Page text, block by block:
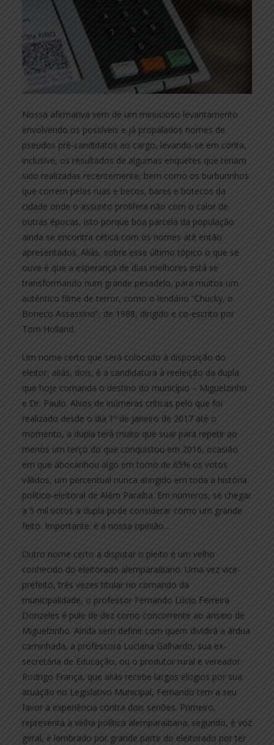
Nossa afirmativa vem de um minucioso levantamento
envolvendo os possíveis e já propalados nomes de
pseudos pré-candidatos ao cargo, levando-se em conta,
inclusive, os resultados de algumas enquetes que teriam
sido realizadas recentemente, bem como os burburinhos
que correm pelas ruas e becos, bares e botecos da
cidade onde o assunto prolifera não com o calor de
outras épocas, isto porque boa parcela da população
ainda se encontra cética com os nomes até então
apresentados. Aliás, sobre esse último tópico o que se
ouve é que a esperança de dias melhores está se
transformando num grande pesadelo, para muitos um
autêntico filme de terror, como o lendário “Chucky, o
Boneco Assassino”, de 1988, dirigido e co-escrito por
Tom Holland.
Um nome certo que será colocado à disposição do
eleitor, aliás, dois, é a candidatura à reeleição da dupla
que hoje comanda o destino do município – Miguelzinho
e Dr. Paulo. Alvos de inúmeras críticas pelo que foi
realizado desde o dia 1º de janeiro de 2017 até o
momento, a dupla terá muito que suar para repetir ao
menos um terço do que conquistou em 2016, ocasião
em que abocanhou algo em torno de 65% os votos
válidos, um percentual nunca atingido em toda a história
político-eleitoral de Além Paraíba. Em números, se chegar
a 5 mil votos a dupla pode considerar como um grande
feito. Importante: é a nossa opinião…
Outro nome certo a disputar o pleito é um velho
conhecido do eleitorado alemparaibano. Uma vez vice-
prefeito, três vezes titular no comando da
municipalidade, o professor Fernando Lúcio Ferreira
Donzeles é pule de dez como concorrente ao anseio de
Miguelzinho. Ainda sem definir com quem dividirá a árdua
caminhada, a professora Luciana Galhardo, sua ex-
secretária de Educação, ou o produtor rural e vereador
Rodrigo França, que aliás recebe largos elogios por sua
atuação no Legislativo Municipal, Fernando tem a seu
favor a experiência contra dois senões. Primeiro,
representa a velha política alemparaibana; segundo, é voz
geral, é lembrado por grande parte do eleitorado por ter